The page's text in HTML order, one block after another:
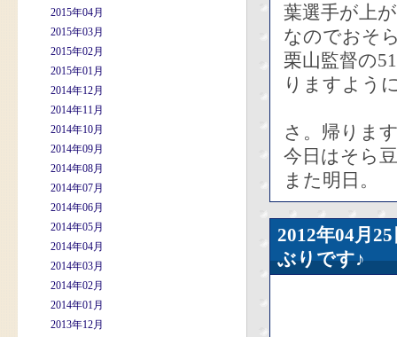
2015年04月
2015年03月
2015年02月
2015年01月
2014年12月
2014年11月
2014年10月
2014年09月
2014年08月
2014年07月
2014年06月
2014年05月
2014年04月
2014年03月
2014年02月
2014年01月
2013年12月
葉選手が上
なのでおそ
栗山監督の
りますよう
さ。帰りま
今日はそら
また明日。
2012年04
ぶりです♪